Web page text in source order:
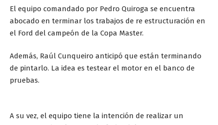
El equipo comandado por Pedro Quiroga se encuentra
abocado en terminar los trabajos de re estructuración en
el Ford del campeón de la Copa Master.
Además, Raúl Cunqueiro anticipó que están terminando
de pintarlo. La idea es testear el motor en el banco de
pruebas.
A su vez, el equipo tiene la intención de realizar un